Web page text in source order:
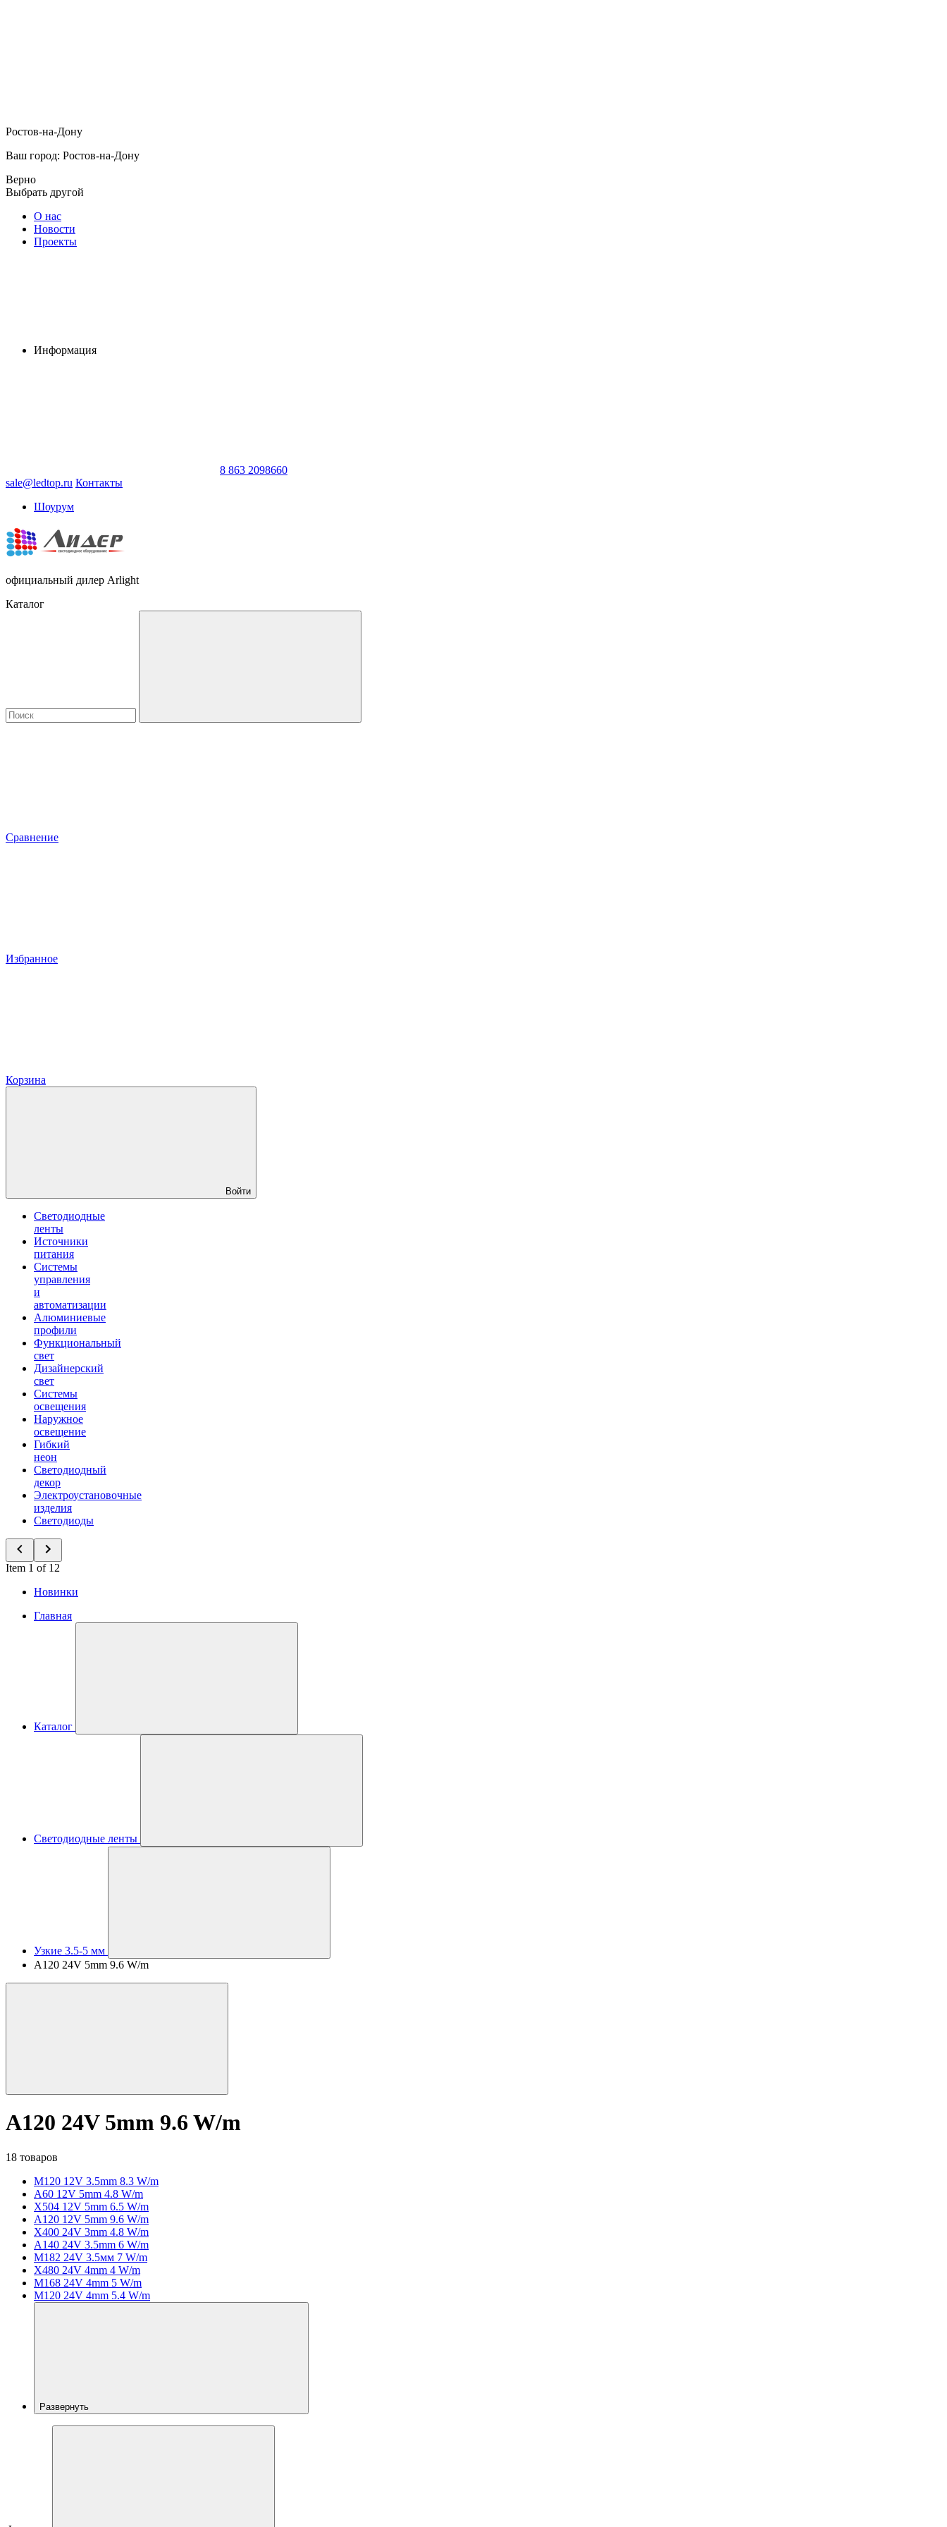
Ростов-на-Дону
Ваш город: Ростов-на-Дону
Верно
Выбрать другой
О нас
Новости
Проекты
Информация
8 863 2098660
sale@ledtop.ru Контакты
Шоурум
официальный дилер Arlight
Каталог
Сравнение
Избранное
Корзина
Войти
Светодиодные
ленты
Источники
питания
Системы
управления
и
автоматизации
Алюминиевые
профили
Функциональный
свет
Дизайнерский
свет
Системы
освещения
Наружное
освещение
Гибкий
неон
Светодиодный
декор
Электроустановочные
изделия
Светодиоды
Item 1 of 12
Новинки
Главная
Каталог
Светодиодные ленты
Узкие 3.5-5 мм
A120 24V 5mm 9.6 W/m
A120 24V 5mm 9.6 W/m
18 товаров
M120 12V 3.5mm 8.3 W/m
A60 12V 5mm 4.8 W/m
X504 12V 5mm 6.5 W/m
A120 12V 5mm 9.6 W/m
X400 24V 3mm 4.8 W/m
A140 24V 3.5mm 6 W/m
M182 24V 3.5мм 7 W/m
X480 24V 4mm 4 W/m
M168 24V 4mm 5 W/m
M120 24V 4mm 5.4 W/m
Развернуть